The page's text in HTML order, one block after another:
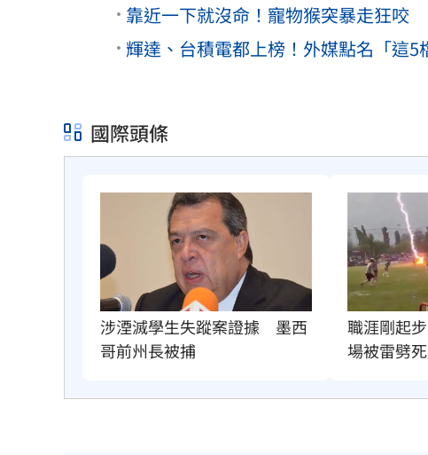
靠近一下就沒命！寵物猴突暴走狂咬
輝達、台積電都上榜！外媒點名「這
國際頭條
涉湮滅學生失蹤案證據　墨西
哥前州長被捕
職涯剛起
場被雷劈死